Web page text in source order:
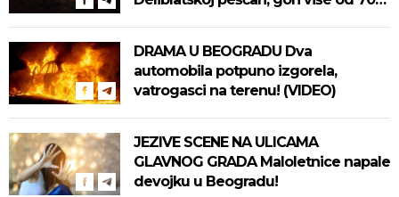
DRAMA U BEOGRADU Dva
automobila potpuno izgorela,
vatrogasci na terenu! (VIDEO)
JEZIVE SCENE NA ULICAMA
GLAVNOG GRADA Maloletnice napale
devojku u Beogradu!